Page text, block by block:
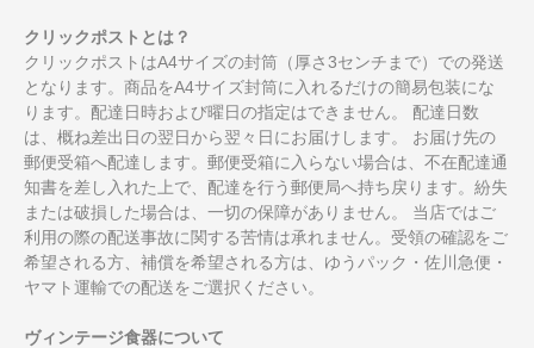
クリックポストとは？
クリックポストはA4サイズの封筒（厚さ3センチまで）での発送
となります。商品をA4サイズ封筒に入れるだけの簡易包装にな
ります。配達日時および曜日の指定はできません。 配達日数
は、概ね差出日の翌日から翌々日にお届けします。 お届け先の
郵便受箱へ配達します。郵便受箱に入らない場合は、不在配達通
知書を差し入れた上で、配達を行う郵便局へ持ち戻ります。紛失
または破損した場合は、一切の保障がありません。 当店ではご
利用の際の配送事故に関する苦情は承れません。受領の確認をご
希望される方、補償を希望される方は、ゆうパック・佐川急便・
ヤマト運輸での配送をご選択ください。
ヴィンテージ食器について